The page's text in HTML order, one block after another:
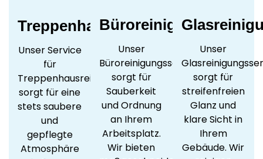
Treppenhausreinigung
Unser Service
für
Treppenhausreinigung
sorgt für eine
stets saubere
und
gepflegte
Atmosphäre
Büroreinigung
Unser
Büroreinigungsservice
sorgt für
Sauberkeit
und Ordnung
an Ihrem
Arbeitsplatz.
Wir bieten
Unser
sorgt für
streifenfreien
Glanz und
klare Sicht in
Ihrem
Gebäude. Wir